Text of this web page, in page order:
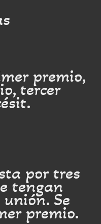
premio,
tercer
por tres
tengan
Se
premio.